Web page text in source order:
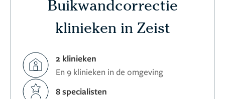
Buikwandcorrectie
klinieken in Zeist
2 klinieken
En 9 klinieken in de omgeving
8 specialisten